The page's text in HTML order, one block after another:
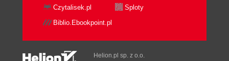
Czytalisek.pl
Sploty
Biblio.Ebookpoint.pl
Helion.pl sp. z o.o.